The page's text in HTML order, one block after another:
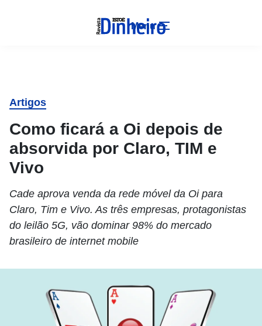
Menu
Artigos
Como ficará a Oi depois de
absorvida por Claro, TIM e
Vivo
Cade aprova venda da rede móvel da Oi para
Claro, Tim e Vivo. As três empresas, protagonistas
do leilão 5G, vão dominar 98% do mercado
brasileiro de internet mobile